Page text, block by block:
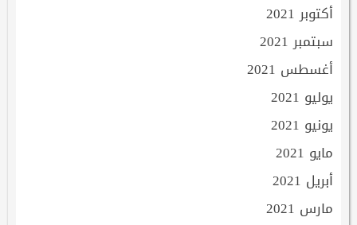
أكتوبر 2021
سبتمبر 2021
أغسطس 2021
يوليو 2021
يونيو 2021
مايو 2021
أبريل 2021
مارس 2021